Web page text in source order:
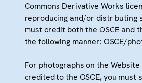
Commons Derivative Works
reproducing and/or distributing
must credit both the OSCE and
the following manner: OSCE/
For photographs on the
credited to the OSCE, you must